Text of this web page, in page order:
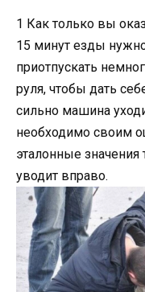
1 Как только вы
15 минут езды
приотпускать
руля, чтобы дать
сильно машина
необходимо своим
эталонные
уводит вправо.